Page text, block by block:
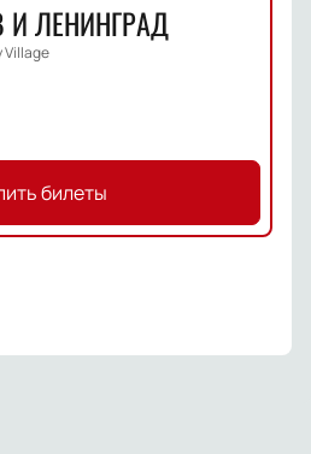
И ЛЕНИНГРАД
Village
билеты